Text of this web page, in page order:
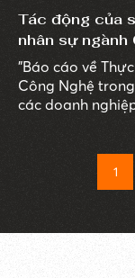
Tác động của
nhân sự
"Báo cáo về
Công Nghệ
các doanh
mạnh mẽ của
thông tin về nhu
1